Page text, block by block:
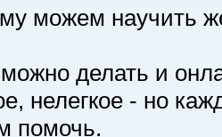
можем научить
делать и
нелегкое - но
помочь.